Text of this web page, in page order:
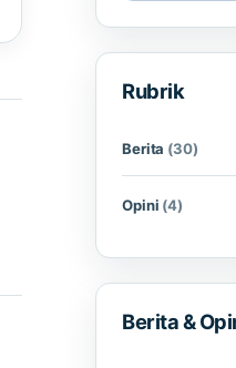
Rubrik
Berita (30)
Opini (4)
Berita &